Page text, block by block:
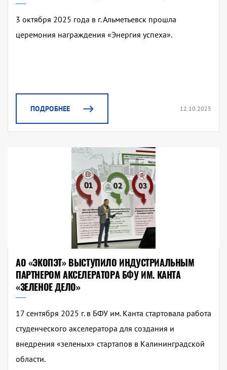
3 октября 2025 года в г. Альметьевск прошла
церемония награждения «Энергия успеха».
ПОДРОБНЕЕ 12.10.2025
АО «ЭКОПЭТ» ВЫСТУПИЛО ИНДУСТРИАЛЬНЫМ
ПАРТНЕРОМ АКСЕЛЕРАТОРА БФУ ИМ. КАНТА
«ЗЕЛЕНОЕ ДЕЛО»
17 сентября 2025 г. в БФУ им. Канта стартовала работа
студенческого акселератора для создания и
внедрения «зеленых» стартапов в Калининградской
области.